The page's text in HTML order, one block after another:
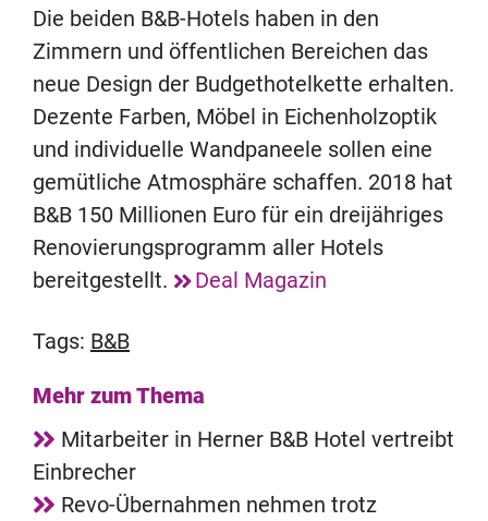
Die beiden B&B-Hotels haben in den
Zimmern und öffentlichen Bereichen das
neue Design der Budgethotelkette erhalten.
Dezente Farben, Möbel in Eichenholzoptik
und individuelle Wandpaneele sollen eine
gemütliche Atmosphäre schaffen. 2018 hat
B&B 150 Millionen Euro für ein dreijähriges
Renovierungsprogramm aller Hotels
bereitgestellt.
Deal Magazin
Tags: B&B
Mehr zum Thema
Mitarbeiter in Herner B&B Hotel vertreibt
Einbrecher
Revo-Übernahmen nehmen trotz